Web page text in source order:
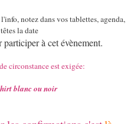
notez dans vos tablettes, agenda,
la date
à cet évènement.
circonstance est exigée:
blanc ou noir